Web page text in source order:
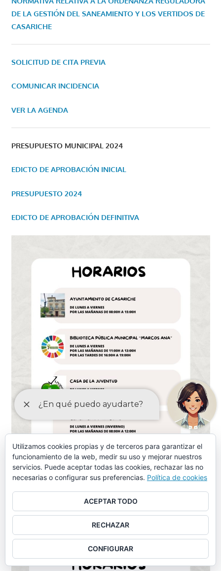
DE LA GESTIÓN DEL SANEAMIENTO Y LOS VERTIDOS DE
CASARICHE
SOLICITUD DE CITA PREVIA
COMUNICAR INCIDENCIA
VER LA AGENDA
PRESUPUESTO MUNICIPAL 2024
EDICTO DE APROBACIÓN INICIAL
PRESUPUESTO 2024
EDICTO DE APROBACIÓN DEFINITIVA
Utilizamos cookies propias y de terceros para garantizar el
funcionamiento de la web, medir su uso y mejorar nuestros
servicios. Puede aceptar todas las cookies, rechazar las no
necesarias o configurar sus preferencias. Política de cookies
ACEPTAR TODO
RECHAZAR
CONFIGURAR